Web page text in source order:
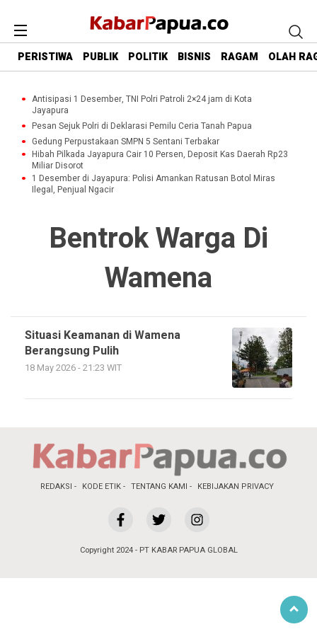
PERISTIWA PUBLIK POLITIK BISNIS RAGAM OLAH
Antisipasi 1 Desember, TNI Polri Patroli 2×24 jam di Kota
Jayapura
Pesan Sejuk Polri di Deklarasi Pemilu Ceria Tanah Papua
Gedung Perpustakaan SMPN 5 Sentani Terbakar
Hibah Pilkada Jayapura Cair 10 Persen, Deposit Kas Daerah Rp23
Miliar Disorot
1 Desember di Jayapura: Polisi Amankan Ratusan Botol Miras
Ilegal, Penjual Ngacir
Bentrok Warga Di
Wamena
Situasi Keamanan di Wamena
Berangsung Pulih
18 May 2026 - 21:23 WIT
REDAKSI KODE ETIK TENTANG KAMI KEBIJAKAN PRIVACY
Copyright 2024 - PT KABAR PAPUA GLOBAL